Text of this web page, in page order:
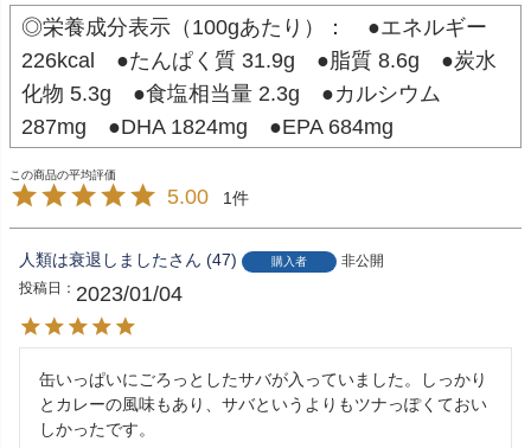
◎栄養成分表示（100gあたり）： ●エネルギー
226kcal ●たんぱく質 31.9g ●脂質 8.6g ●炭水
化物 5.3g ●食塩相当量 2.3g ●カルシウム
287mg ●DHA 1824mg ●EPA 684mg
5.00 1
人類は衰退しました 47 購入者
非公開
投稿日
2023/01/04
缶いっぱいにごろっとしたサバが入っていました。しっかり
とカレーの風味もあり、サバというよりもツナっぽくておい
しかったです。